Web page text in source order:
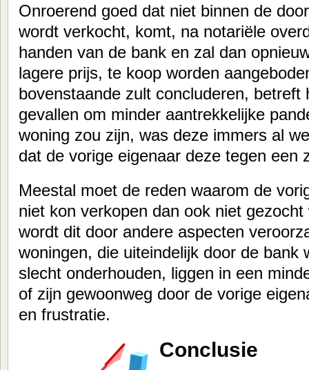
Onroerend goed dat niet binnen de
wordt verkocht, komt, na notariële
handen van de bank en zal dan
lagere prijs, te koop worden
bovenstaande zult concluderen, betreft
gevallen om minder aantrekkelijke
woning zou zijn, was deze immers al
dat de vorige eigenaar deze tegen een
Meestal moet de reden waarom de
niet kon verkopen dan ook niet
wordt dit door andere aspecten
woningen, die uiteindelijk door de bank
slecht onderhouden, liggen in een
of zijn gewoonweg door de vorige
en frustratie.
Conclusie